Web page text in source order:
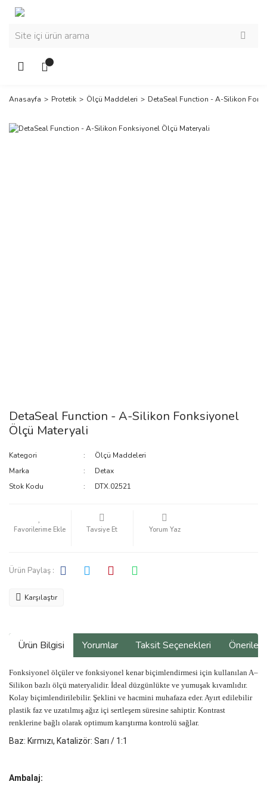
Anasayfa Protetik Ölçü Maddeleri DetaSeal Function - A-Silikon
DetaSeal Function - A-Silikon Fonksiyonel
Ölçü Materyali
Kategori
Ölçü Maddeleri
Marka
Detax
Stok Kodu
DTX.02521
Tavsiye Et Yorum Yaz
Ürün Paylaş :
Karşılaştır
Ürün Bilgisi Yorumlar Taksit Seçenekleri
Fonksiyonel ölçüler ve fonksiyonel kenar biçimlendirmesi için kullanılan A–
Silikon bazlı ölçü materyalidir. İdeal düzgünlükte ve yumuşak kıvamlıdır.
Kolay biçimlendirilebilir. Şeklini ve hacmini muhafaza eder. Ayırt edilebilir
plastik faz ve uzatılmış ağız içi sertleşem süresine sahiptir. Kontrast
renklerine bağlı olarak optimum karıştırma kontrolü sağlar.
Baz: Kırmızı, Katalizör: Sarı / 1:1
Ambalaj: